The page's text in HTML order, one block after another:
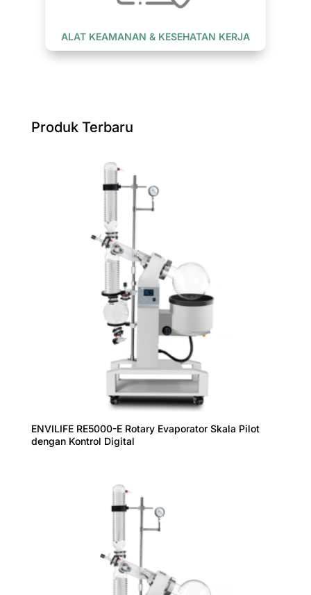
ALAT KEAMANAN & KESEHATAN KERJA
Produk Terbaru
ENVILIFE RE5000-E Rotary Evaporator Skala Pilot
dengan Kontrol Digital